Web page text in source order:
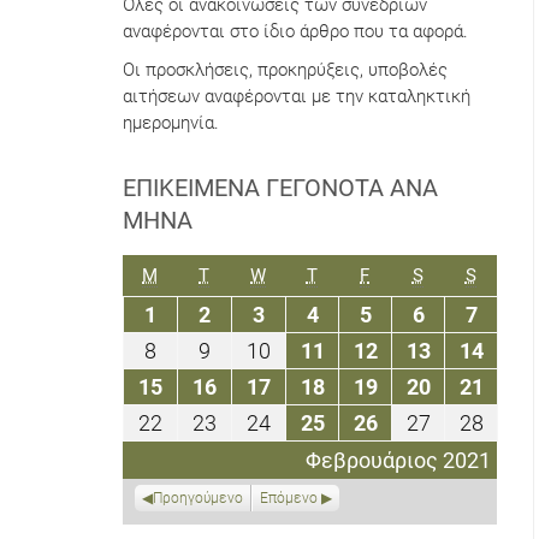
Όλες οι ανακοινώσεις των συνεδρίων
αναφέρονται στο ίδιο άρθρο που τα αφορά.
Οι προσκλήσεις, προκηρύξεις, υποβολές
αιτήσεων αναφέρονται με την καταληκτική
ημερομηνία.
ΕΠΙΚΕΊΜΕΝΑ ΓΕΓΟΝΌΤΑ ΑΝΆ
ΜΉΝΑ
Φεβρουάριος 2021
M ΔΕΥΤΈΡΑ
TΤΡΊΤΗWΤΕΤΆΡΤΗ
TΠΈΜΠΤΗ
FΠΑΡΑΣΚΕΥΉ
SΣΆΒΒΑΤΟ
SΚΥΡΙΑΚΉ
1
Φεβρουαρίου
2021
22
Φεβρουαρίου
2021
33
Φεβρουαρίου
2021
44
Φεβρουαρίου
2021
55
Φεβρουαρίου
2021
66
2021
77
2021
8
Φεβρουαρίου
2021
9
Φεβρουαρίου
2021
10
Φεβρουαρίου
2021
11
Φεβρουαρίου
2021
1212
Φεβρουαρίου
2021
1313
2021
1414
2021
1515
Φεβρουαρίου
2021
1616
Φεβρουαρίου
2021
1717
Φεβρουαρίου
2021
1818
Φεβρουαρίου
2021
1919
Φεβρουαρίου
2021
2020
2021
21
2021
22
Φεβρουαρίου
23
Φεβρουαρίου
2424
Φεβρουαρίου
2021
2525
Φεβρουαρίου
2021
2626
Φεβρουαρίου
2021
2727
2021
2828
2021
Προηγούμενο Επόμενο